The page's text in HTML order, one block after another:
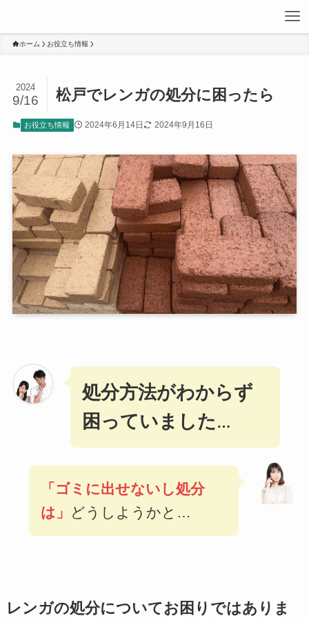
ホーム お役立ち情報
松戸でレンガの処分に困ったら
2024
9/16
お役立ち情報 2024年6月14日 2024年9月16日
処分方法がわからず
困っていました …
「ゴミに出せないし処分
は」 どうしようかと…
レンガの処分についてお困りではありま